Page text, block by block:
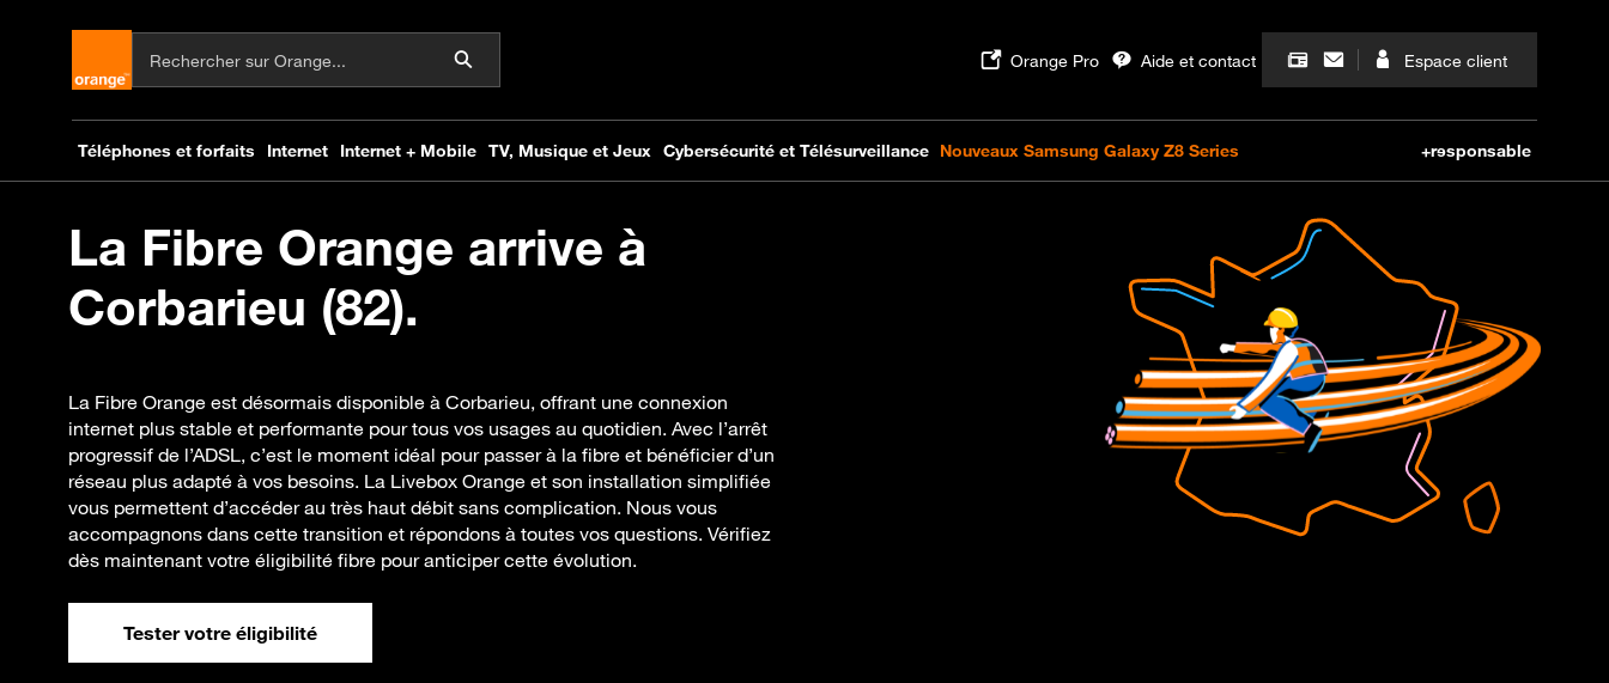
La Fibre Orange arrive à
Corbarieu (82).
La Fibre Orange est désormais disponible à Corbarieu, offrant une connexion
internet plus stable et performante pour tous vos usages au quotidien. Avec l’arrêt
progressif de l’ADSL, c’est le moment idéal pour passer à la fibre et bénéficier d’un
réseau plus adapté à vos besoins. La Livebox Orange et son installation simplifiée
vous permettent d’accéder au très haut débit sans complication. Nous vous
accompagnons dans cette transition et répondons à toutes vos questions. Vérifiez
dès maintenant votre éligibilité fibre pour anticiper cette évolution.
Tester votre éligibilité